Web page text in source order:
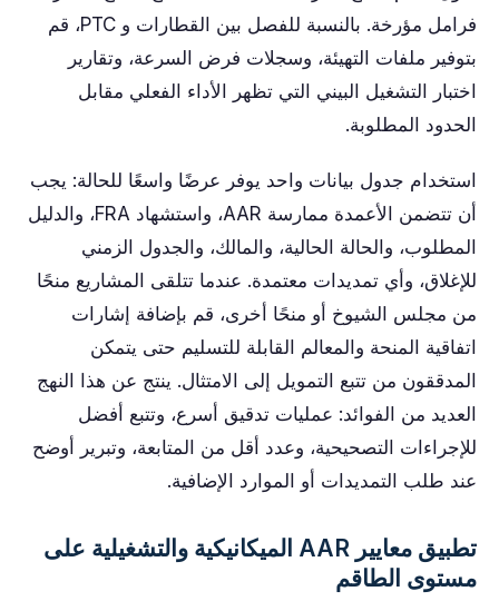
فرامل مؤرخة. بالنسبة للفصل بين القطارات و PTC، قم
بتوفير ملفات التهيئة، وسجلات فرض السرعة، وتقارير
اختبار التشغيل البيني التي تظهر الأداء الفعلي مقابل
الحدود المطلوبة.
استخدام جدول بيانات واحد يوفر عرضًا واسعًا للحالة: يجب
أن تتضمن الأعمدة ممارسة AAR، واستشهاد FRA، والدليل
المطلوب، والحالة الحالية، والمالك، والجدول الزمني
للإغلاق، وأي تمديدات معتمدة. عندما تتلقى المشاريع منحًا
من مجلس الشيوخ أو منحًا أخرى، قم بإضافة إشارات
اتفاقية المنحة والمعالم القابلة للتسليم حتى يتمكن
المدققون من تتبع التمويل إلى الامتثال. ينتج عن هذا النهج
العديد من الفوائد: عمليات تدقيق أسرع، وتتبع أفضل
للإجراءات التصحيحية، وعدد أقل من المتابعة، وتبرير أوضح
عند طلب التمديدات أو الموارد الإضافية.
تطبيق معايير AAR الميكانيكية والتشغيلية على
مستوى الطاقم